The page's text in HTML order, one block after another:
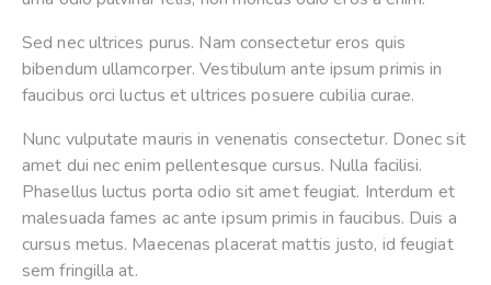
Sed nec ultrices purus. Nam consectetur eros quis
bibendum ullamcorper. Vestibulum ante ipsum primis in
faucibus orci luctus et ultrices posuere cubilia curae.
Nunc vulputate mauris in venenatis consectetur. Donec sit
amet dui nec enim pellentesque cursus. Nulla facilisi.
Phasellus luctus porta odio sit amet feugiat. Interdum et
malesuada fames ac ante ipsum primis in faucibus. Duis a
cursus metus. Maecenas placerat mattis justo, id feugiat
sem fringilla at.